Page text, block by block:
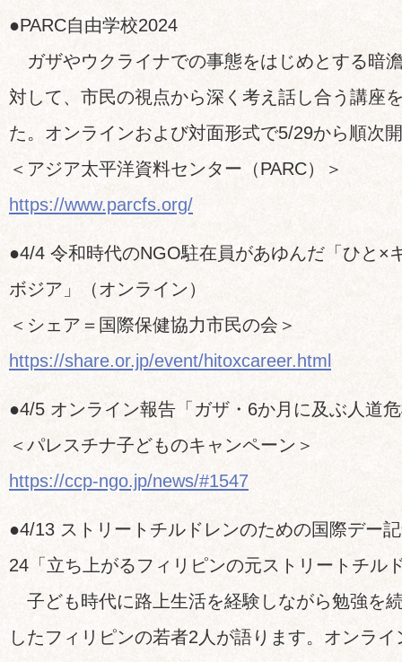
●PARC自由学校2024
ガザやウクライナでの事態をはじめとする暗
対して、市民の視点から深く考え話し合う講座
た。オンラインおよび対面形式で5/29から順次
＜アジア太平洋資料センター（PARC）＞
https://www.parcfs.org/
●4/4 令和時代のNGO駐在員があゆんだ「ひと×
ボジア」（オンライン）
＜シェア＝国際保健協力市民の会＞
https://share.or.jp/event/hitoxcareer.html
●4/5 オンライン報告「ガザ・6か月に及ぶ人道
＜パレスチナ子どものキャンペーン＞
https://ccp-ngo.jp/news/#1547
●4/13 ストリートチルドレンのための国際デー
24「立ち上がるフィリピンの元ストリートチル
子ども時代に路上生活を経験しながら勉強を
したフィリピンの若者2人が語ります。オンライ